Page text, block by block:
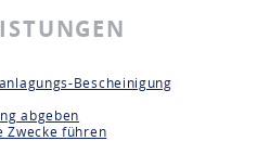
Bescheinigung
abgeben
Zwecke führen